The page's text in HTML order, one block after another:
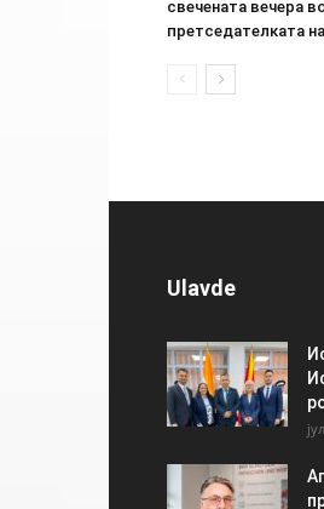
свечената вечера
претседателката
Ulavde